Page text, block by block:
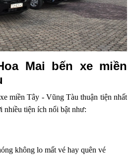
Mai bến xe miền
miền Tây - Vũng Tàu thuận tiện nhất
nhiều tiện ích nổi bật như:
không lo mất vé hay quên vé